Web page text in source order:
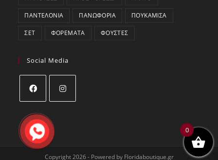
ΠΑΝΤΕΛΌΝΙΑ ΠΑΝΩΦΌΡΙΑ ΠΟΥΚΆΜΙΣΑ
ΣΕΤ ΦΟΡΈΜΑΤΑ ΦΟΎΣΤΕΣ
Social Media
in
a
new
in
a
new
tab
Copyright 2026 - Powered by Floridaboutique.gr
0